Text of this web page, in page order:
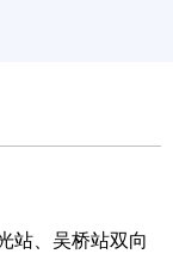
站、吴桥站双向